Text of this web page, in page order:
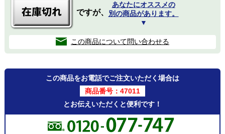
ですが、
あなたにオススメの
別の商品があります。
▼
この商品について問い合わせる
この商品をお電話でご注文いただく場合は
商品番号：47011
とお伝えいただくと便利です！